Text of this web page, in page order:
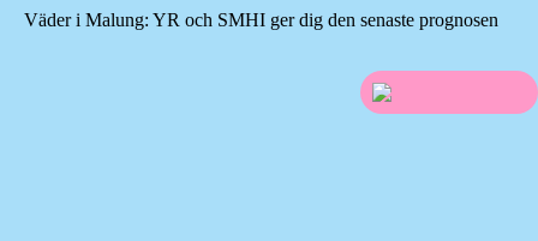
Väder i Malung: YR och SMHI ger dig den senaste prognosen